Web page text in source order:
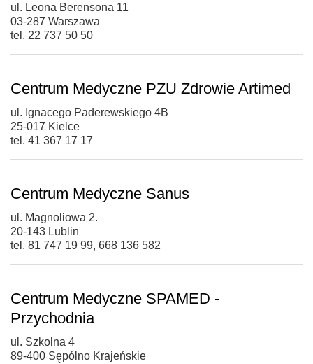
ul. Leona Berensona 11
03-287 Warszawa
tel. 22 737 50 50
Centrum Medyczne PZU Zdrowie Artimed
ul. Ignacego Paderewskiego 4B
25-017 Kielce
tel. 41 367 17 17
Centrum Medyczne Sanus
ul. Magnoliowa 2.
20-143 Lublin
tel. 81 747 19 99, 668 136 582
Centrum Medyczne SPAMED -
Przychodnia
ul. Szkolna 4
89-400 Sępólno Krajeńskie